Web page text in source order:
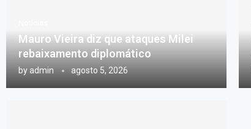
Mauro Vieira diz que ataques Milei
rebaixamento diplomático
byadmin agosto 5, 2026